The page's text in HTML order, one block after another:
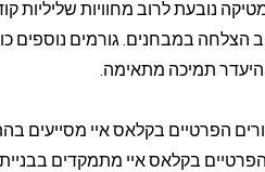
נובעת לרוב מחוויות שליליות
הצלחה במבחנים. גורמים נוספים
תמיכה מתאימה.
הפרטיים בקלאס איי מסייעים
בקלאס איי מתמקדים